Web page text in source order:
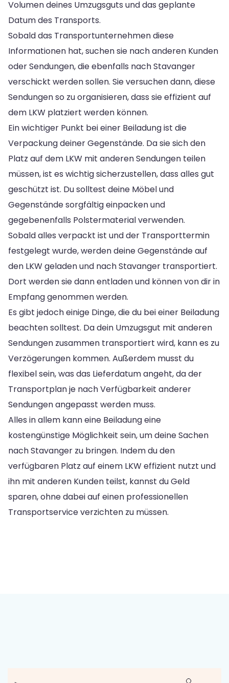
Volumen deines Umzugsguts und das geplante
Datum des Transports.
Sobald das Transportunternehmen diese
Informationen hat, suchen sie nach anderen Kunden
oder Sendungen, die ebenfalls nach Stavanger
verschickt werden sollen. Sie versuchen dann, diese
Sendungen so zu organisieren, dass sie effizient auf
dem LKW platziert werden können.
Ein wichtiger Punkt bei einer Beiladung ist die
Verpackung deiner Gegenstände. Da sie sich den
Platz auf dem LKW mit anderen Sendungen teilen
müssen, ist es wichtig sicherzustellen, dass alles gut
geschützt ist. Du solltest deine Möbel und
Gegenstände sorgfältig einpacken und
gegebenenfalls Polstermaterial verwenden.
Sobald alles verpackt ist und der Transporttermin
festgelegt wurde, werden deine Gegenstände auf
den LKW geladen und nach Stavanger transportiert.
Dort werden sie dann entladen und können von dir in
Empfang genommen werden.
Es gibt jedoch einige Dinge, die du bei einer Beiladung
beachten solltest. Da dein Umzugsgut mit anderen
Sendungen zusammen transportiert wird, kann es zu
Verzögerungen kommen. Außerdem musst du
flexibel sein, was das Lieferdatum angeht, da der
Transportplan je nach Verfügbarkeit anderer
Sendungen angepasst werden muss.
Alles in allem kann eine Beiladung eine
kostengünstige Möglichkeit sein, um deine Sachen
nach Stavanger zu bringen. Indem du den
verfügbaren Platz auf einem LKW effizient nutzt und
ihn mit anderen Kunden teilst, kannst du Geld
sparen, ohne dabei auf einen professionellen
Transportservice verzichten zu müssen.